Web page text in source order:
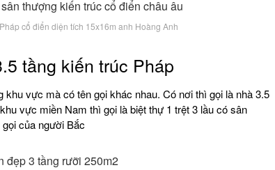
cổ điển diện tích 15x16m anh Hoàng Anh
tầng kiến trúc Pháp
vực mà có tên gọi khác nhau. Có nơi thì gọi là nhà 3.5
vực miền Nam thì gọi là biệt thự 1 trệt 3 lầu có sân
của người Bắc